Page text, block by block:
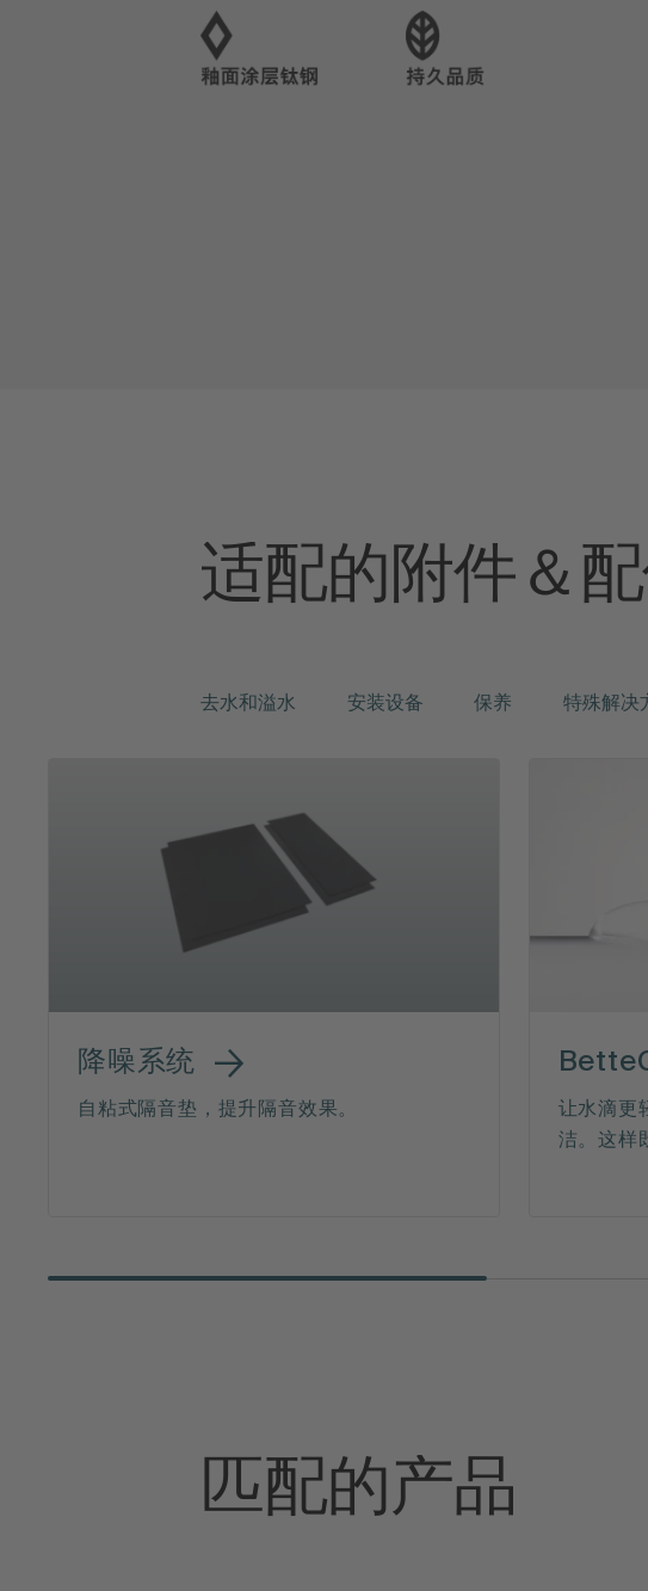
适配的附件＆
去水和溢水 安装设备 保养 特殊解决
降噪系统
自粘式隔音垫，提升隔音效果。
让水滴更
洁。这样
匹配的产品